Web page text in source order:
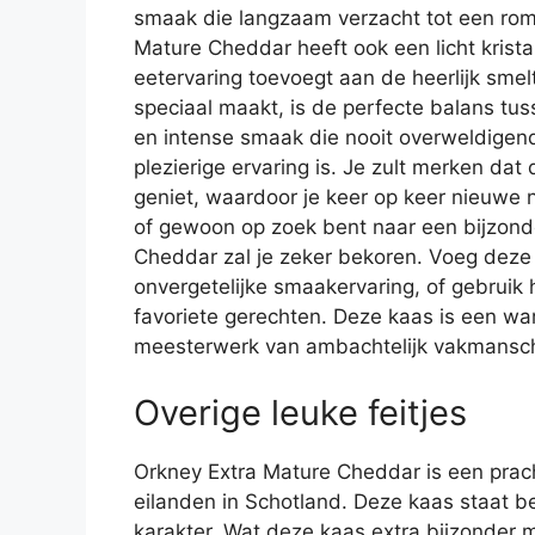
smaak die langzaam verzacht tot een
Mature Cheddar heeft ook een licht
eetervaring toevoegt aan de heerlijk
speciaal maakt, is de perfecte balans
en intense smaak die nooit
plezierige ervaring is. Je zult merken
geniet, waardoor je keer op keer
of gewoon op zoek bent naar een
Cheddar zal je zeker bekoren. Voeg
onvergetelijke smaakervaring, of
favoriete gerechten. Deze kaas is een
meesterwerk van ambachtelijk
Overige leuke feitjes
Orkney Extra Mature Cheddar is een
eilanden in Schotland. Deze kaas staat